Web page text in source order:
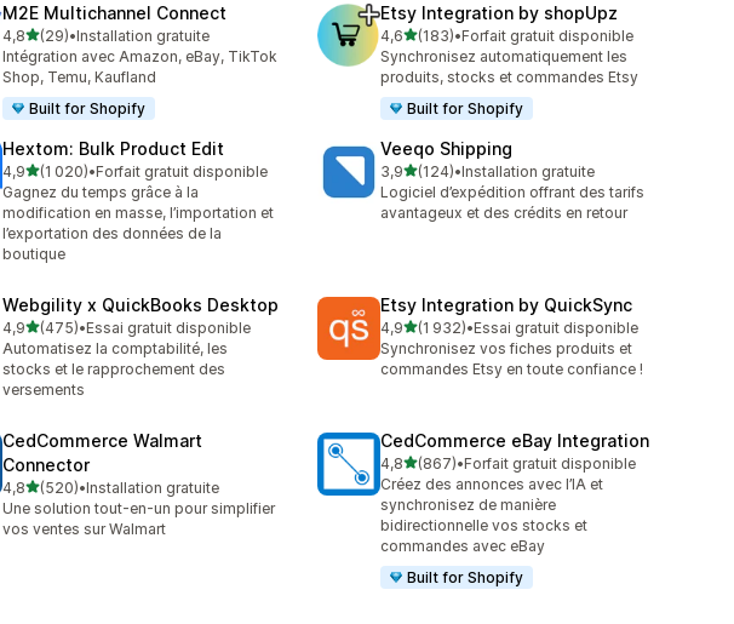
M2E Multichannel Connect
4,8étoile(s) sur 5
(29)
29 avis au total
•Installation gratuite
Intégration avec Amazon, eBay, TikTok
Shop, Temu, Kaufland
Built for Shopify
Etsy Integration by shopUpz
4,6étoile(s) sur 5
(183)
183 avis au total
•Forfait gratuit disponible
Synchronisez automatiquement les
produits, stocks et commandes Etsy
Built for Shopify
Hextom: Bulk Product Edit
4,9étoile(s) sur 5
(1 020)
1020 avis au total
•Forfait gratuit disponible
Gagnez du temps grâce à la
modification en masse, l’importation et
l’exportation des données de la
boutique
Veeqo Shipping
3,9étoile(s) sur 5
(124)
124 avis au total
•Installation gratuite
Logiciel d’expédition offrant des tarifs
avantageux et des crédits en retour
Webgility x QuickBooks Desktop
4,9étoile(s) sur 5
(475)
475 avis au total
•Essai gratuit disponible
Automatisez la comptabilité, les
stocks et le rapprochement des
versements
Etsy Integration by QuickSync
4,9étoile(s) sur 5
(1 932)
1932 avis au total
•Essai gratuit disponible
Synchronisez vos fiches produits et
commandes Etsy en toute confiance !
CedCommerce Walmart
Connector
4,8étoile(s) sur 5
(520)
520 avis au total
•Installation gratuite
Une solution tout-en-un pour simplifier
vos ventes sur Walmart
CedCommerce eBay Integration
4,8étoile(s) sur 5
(867)
867 avis au total
•Forfait gratuit disponible
Créez des annonces avec l’IA et
synchronisez de manière
bidirectionnelle vos stocks et
commandes avec eBay
Built for Shopify